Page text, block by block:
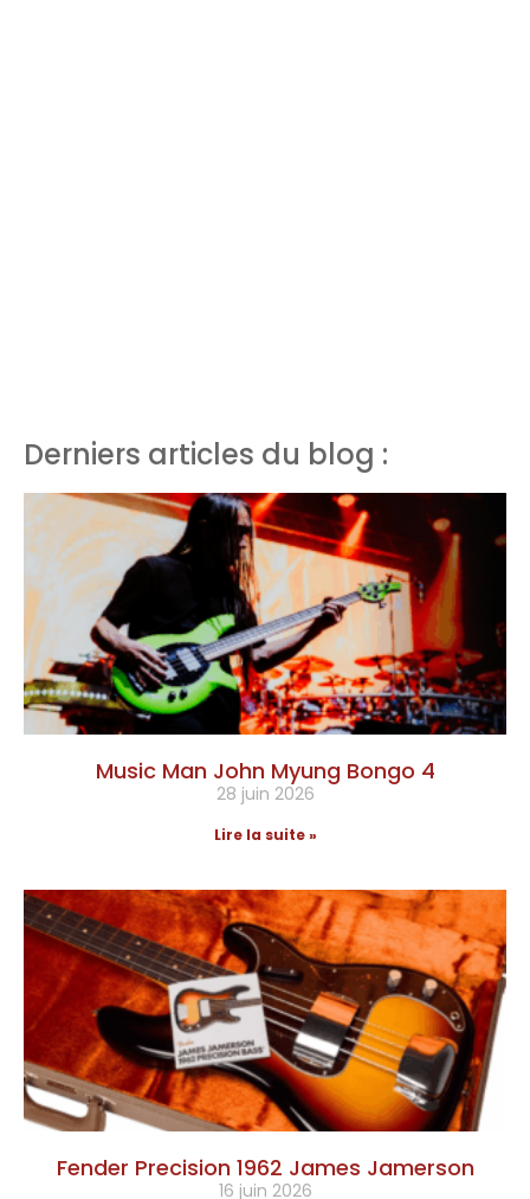
Derniers articles du blog :
Music Man John Myung Bongo 4
28 juin 2026
Lire la suite »
Fender Precision 1962 James Jamerson
16 juin 2026